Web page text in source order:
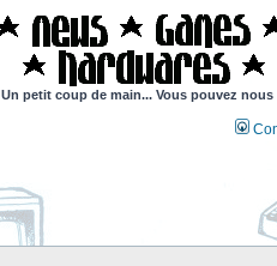
Un petit coup de main... Vous pouvez